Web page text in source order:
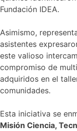
Fundación IDEA.
Asimismo,
asistentes
este valioso
compromiso de
adquiridos en el
comunidades.
Esta iniciativa se
Misión Ciencia,